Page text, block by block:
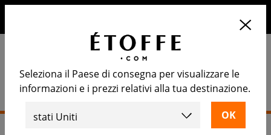
Seleziona il Paese di consegna per visualizzare le
informazioni e i prezzi relativi alla tua destinazione.